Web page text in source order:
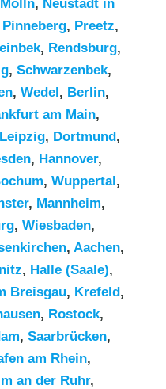
Mölln, Neustadt in
Pinneberg, Preetz,
, Rendsburg,
, Schwarzenbek,
, Wedel , Berlin,
am Main,
Leipzig, Dortmund ,
, Hannover,
, Wuppertal ,
, Mannheim,
, Wiesbaden,
, Aachen,
, Halle (Saale),
Breisgau, Krefeld ,
, Rostock,
, Saarbrücken,
am Rhein,
an der Ruhr,